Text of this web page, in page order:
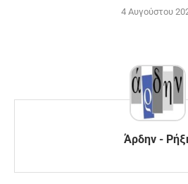
4 Αυγούστου
Άρδην -